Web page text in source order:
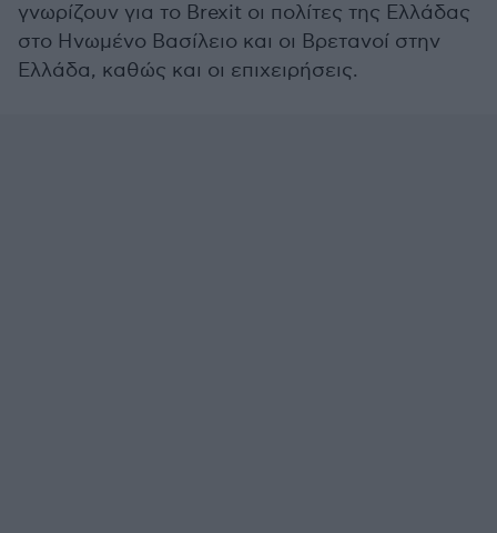
γνωρίζουν για το Brexit οι πολίτες της Ελλάδας
στο Ηνωμένο Βασίλειο και οι Βρετανοί στην
Ελλάδα, καθώς και οι επιχειρήσεις.